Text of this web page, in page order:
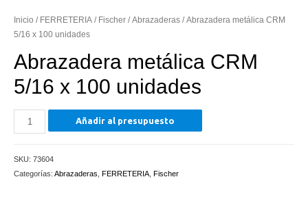
Inicio / FERRETERIA / Fischer /Abrazaderas / Abrazadera metálica CRM
5/16 x 100 unidades
Abrazadera metálica CRM
5/16 x 100 unidades
Abrazadera
metálica
5/16
x
Añadir al presupuesto
SKU: 73604
Categorías: Abrazaderas FERRETERIA Fischer